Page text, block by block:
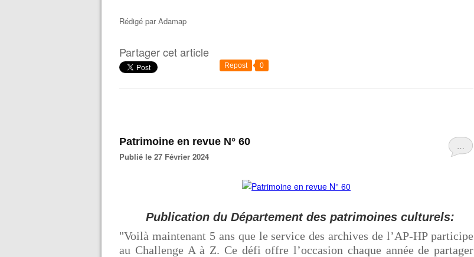
Rédigé parAdamap
Partager cet article
Repost 0
…
Patrimoine en revue N° 60
Publié le 27 Février 2024
Publication du Département des patrimoines culturels:
"Voilà maintenant 5 ans que le service des archives de l’AP-HP participe
au Challenge A à Z. Ce défi offre l’occasion chaque année de partager